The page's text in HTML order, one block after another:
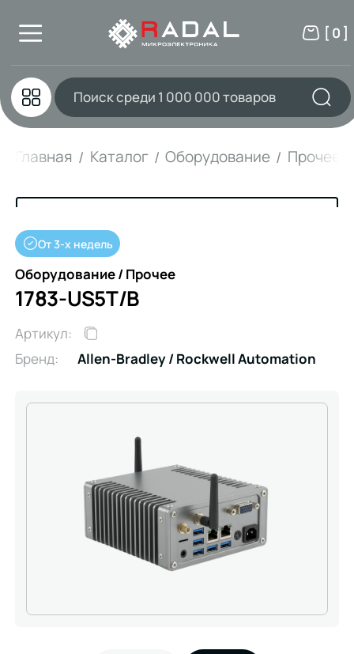
[ 0 ]
Главная Каталог Оборудование Прочее
От 3-х недель
Оборудование / Прочее
1783-US5T/B
Артикул:
Бренд:
Allen-Bradley / Rockwell Automation